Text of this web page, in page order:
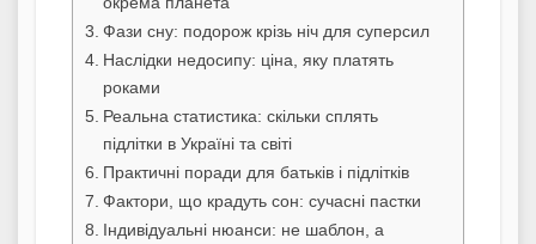
Фази сну: подорож крізь ніч для суперсил
Наслідки недосипу: ціна, яку платять
роками
Реальна статистика: скільки сплять
підлітки в Україні та світі
Практичні поради для батьків і підлітків
Фактори, що крадуть сон: сучасні пастки
Індивідуальні нюанси: не шаблон, а